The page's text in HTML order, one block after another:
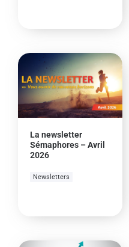
La newsletter
Sémaphores – Avril
2026
Newsletters